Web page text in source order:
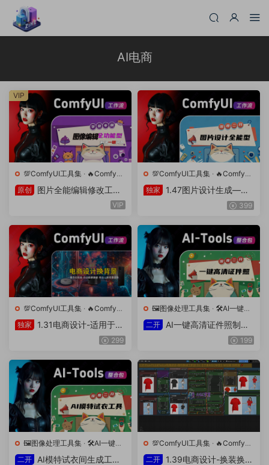
AI电商
💯ComfyUI工具集 · 🔥ComfyUI
工作流
原创
图片全能编辑修改工作
流—解决一切图片问题(v1.52.
VIP
VIP
💯ComfyUI工具集 · 🔥ComfyUI
工作流
独家
1.47图片设计生成—全
399
💯ComfyUI工具集 · 🔥ComfyUI
工作流
独家
1.31电商设计-适用于肖
像、产品或各种对象的背景渲
299
🖼️图像处理工具集 · 🛠️AI一键整
合包
二开
AI一键高清证件照制作
生成工具(自主汉化二开)
199
🖼️图像处理工具集 · 🛠️AI一键整
合包
二开
AI模特试衣间生成工具
💯ComfyUI工具集 · 🔥ComfyUI
工作流
二开
1.39电商设计-换装换产